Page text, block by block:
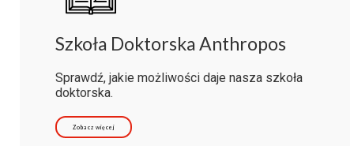
Szkoła Doktorska Anthropos
Sprawdź, jakie możliwości daje nasza szkoła
doktorska.
Zobacz więcej